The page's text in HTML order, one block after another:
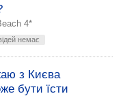
4*
немає
з Києва
бути їсти